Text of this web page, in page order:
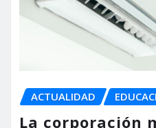
ACTUALIDAD
La corporación